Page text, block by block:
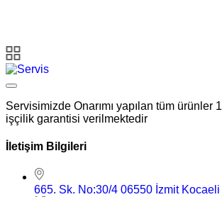
Servisimizde Onarımı yapılan tüm ürünler
işçilik garantisi verilmektedir
İletişim Bilgileri
665. Sk. No:30/4 06550 İzmit Kocaeli